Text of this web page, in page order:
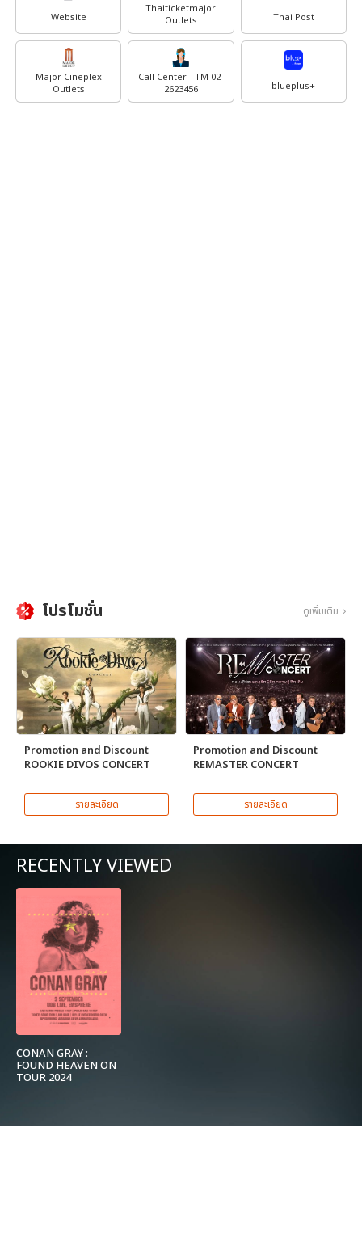
Website
Thaiticketmajor
Outlets
Thai Post
Major Cineplex
Outlets
Call Center TTM 02-
2623456
blueplus+
โปรโมชั่น ดูเพิ่มเติม
Promotion and Discount
ROOKIE DIVOS CONCERT
รายละเอียด
Promotion and Discount
REMASTER CONCERT
รายละเอียด
RECENTLY VIEWED
CONAN GRAY :
FOUND HEAVEN ON
TOUR 2024